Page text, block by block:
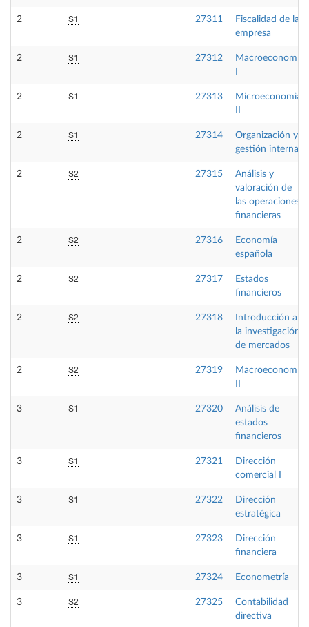
2 S1 27311
Fiscalidad de la
empresa
2 S1 27312
Macroeconomía
2 S1 27313
Microeconomia
2 S1 27314
Organización y
gestión interna
2 S2 27315
Análisis y
valoración de
las operaciones
financieras
2 S2 27316
Economía
española
2 S2 27317
Estados
financieros
2 S2 27318
Introducción a
la investigación
de mercados
2 S2 27319
Macroeconomía
3 S1 27320
Análisis de
estados
financieros
3 S1 27321
Dirección
comercial I
3 S1 27322
Dirección
estratégica
3 S1 27323
Dirección
financiera
3 S1 27324 Econometría
3 S2 27325
Contabilidad
directiva